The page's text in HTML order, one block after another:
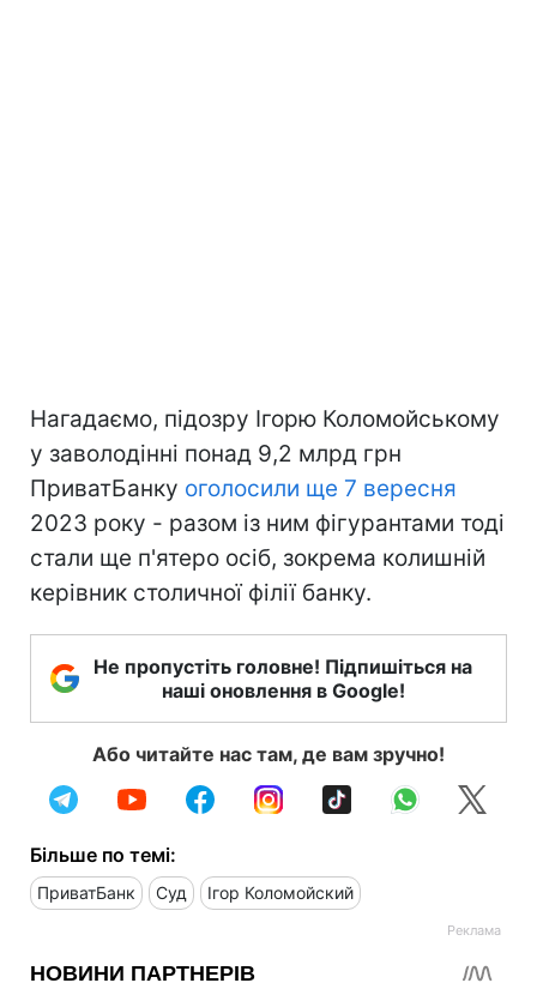
Нагадаємо, підозру Ігорю Коломойському
у заволодінні понад 9,2 млрд грн
ПриватБанку оголосили ще 7 вересня
2023 року - разом із ним фігурантами тоді
стали ще п'ятеро осіб, зокрема колишній
керівник столичної філії банку.
Не пропустіть головне! Підпишіться на
наші оновлення в Google!
Або читайте нас там, де вам зручно!
Більше по темі:
ПриватБанк Суд Ігор Коломойский